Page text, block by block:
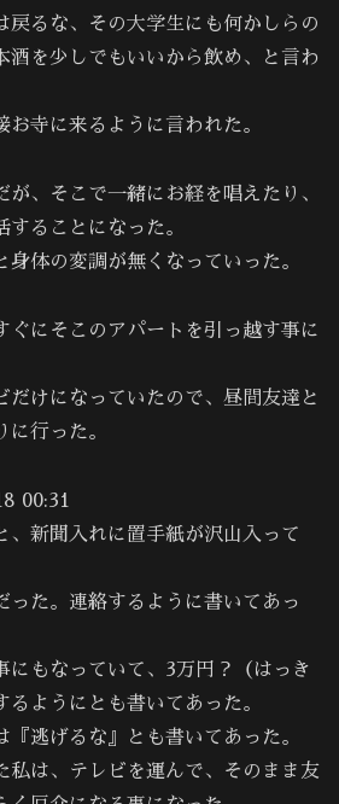
戻るな、その大学生にも何かしらの
酒を少しでもいいから飲め、と言わ
寺に来るように言われた。
、そこで一緒にお経を唱えたり、
ることになった。
身体の変調が無くなっていった。
ぐにそこのアパートを引っ越す事に
だけになっていたので、昼間友達と
行った。
00:31
、新聞入れに置手紙が沢山入って
った。連絡するように書いてあっ
にもなっていて、3万円？（はっき
るようにとも書いてあった。
『逃げるな』とも書いてあった。
私は、テレビを運んで、そのまま友